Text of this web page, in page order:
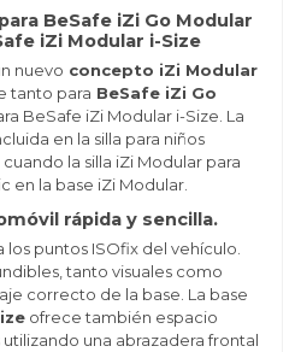
BeSafe iZi Go Modular
iZi Modular i-Size
nuevo concepto iZi Modular
tanto para BeSafe iZi Go
BeSafe iZi Modular i-Size. La
en la silla para niños
la silla iZi Modular para
en la base iZi Modular.
rápida y sencilla.
los puntos ISOfix del vehículo.
tanto visuales como
correcto de la base. La base
ofrece también espacio
una abrazadera frontal